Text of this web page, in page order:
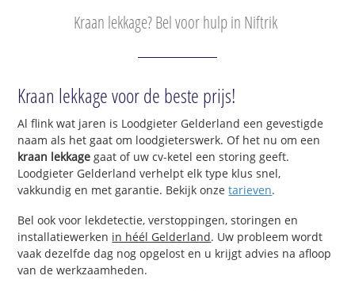
Kraan lekkage? Bel voor hulp in Niftrik
Kraan lekkage voor de beste prijs!
Al flink wat jaren is Loodgieter Gelderland een gevestigde
naam als het gaat om loodgieterswerk. Of het nu om een
kraan lekkage gaat of uw cv-ketel een storing geeft.
Loodgieter Gelderland verhelpt elk type klus snel,
vakkundig en met garantie. Bekijk onzetarieven.
Bel ook voor lekdetectie, verstoppingen, storingen en
installatiewerken in héél Gelderland. Uw probleem wordt
vaak dezelfde dag nog opgelost en u krijgt advies na afloop
van de werkzaamheden.